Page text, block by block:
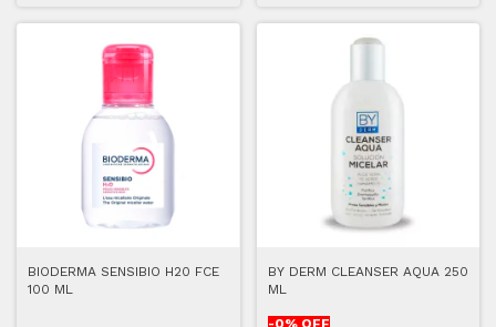
BIODERMA SENSIBIO H20 FCE
100 ML
BY DERM CLEANSER AQUA 250
ML
-0% OFF